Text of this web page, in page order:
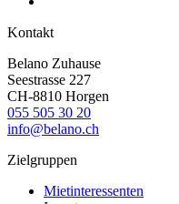
Kontakt
Belano Zuhause
Seestrasse 227
CH-8810 Horgen
055 505 30 20
info@belano.ch
Zielgruppen
Mietinteressenten